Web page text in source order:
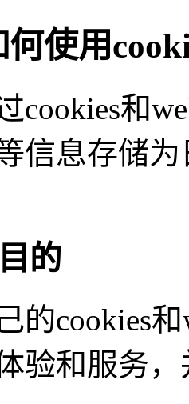
使用
cookies和
信息存储
的
的cookies
验和服务